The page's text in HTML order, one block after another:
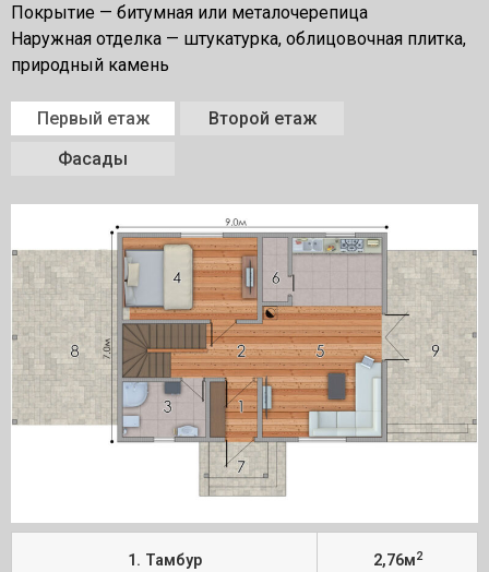
Покрытие — битумная или металочерепица
Наружная отделка — штукатурка, облицовочная плитка,
природный камень
Первый етаж
Второй етаж
Фасады
1. Тамбур 2,76м2